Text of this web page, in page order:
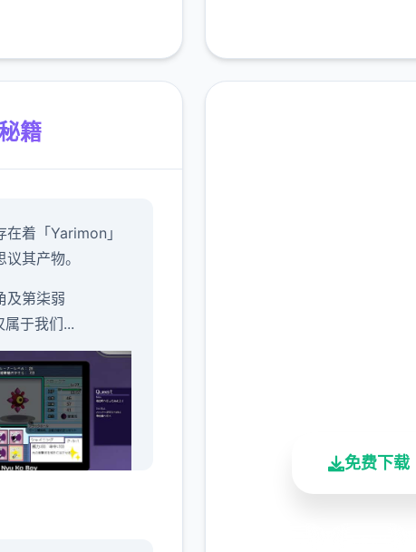
籍
着「Yarimon」
其产物。
及第柒弱
于我们...
头的况情讫。
免费下载